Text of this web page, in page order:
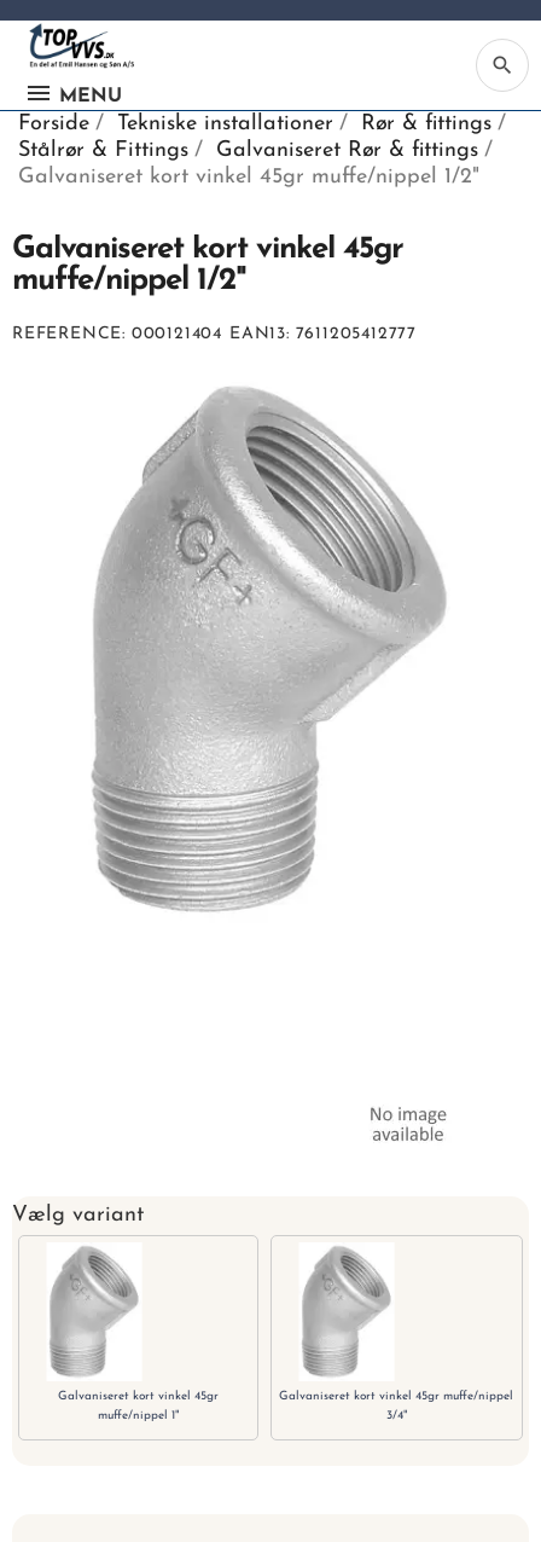
MENU
search
Forside Tekniske installationer
Rør & fittings
Stålrør & Fittings
Galvaniseret Rør & fittings
Galvaniseret kort vinkel 45gr muffe/nippel 1/2"
Galvaniseret kort vinkel 45gr
muffe/nippel 1/2"
REFERENCE 000121404 EAN13 7611205412777
Vælg variant
Galvaniseret kort vinkel 45gr
muffe/nippel 1"
Galvaniseret kort vinkel 45gr muffe/nippel
3/4"